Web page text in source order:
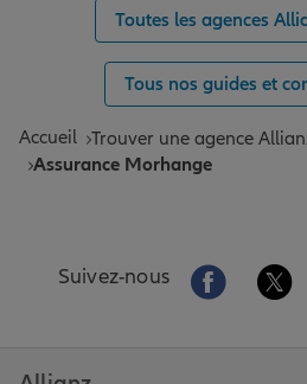
Toutes les agences
Tous nos guides et
Accueil Trouver une agence
Assurance Morhange
Suivez-nous Aller sur la